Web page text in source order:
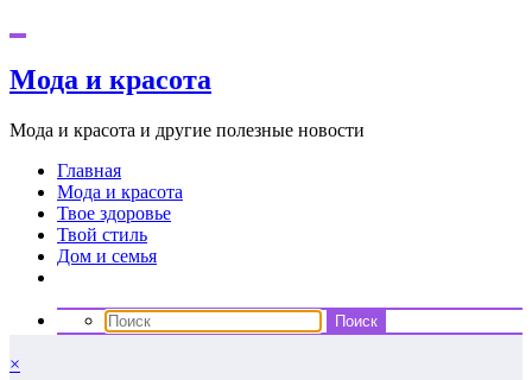
Мода и красота
Мода и красота и другие полезные новости
Главная
Мода и красота
Твое здоровье
Твой стиль
Дом и семья
×